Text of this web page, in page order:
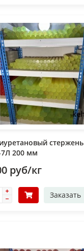
стержень
200 мм
руб/кг
Заказать